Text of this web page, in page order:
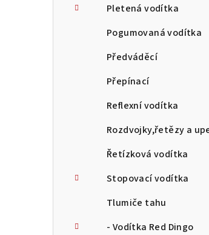
Pletená vodítka
Pogumovaná vodítka
Předváděcí
Přepínací
Reflexní vodítka
Rozdvojky,řetězy a
Řetízková vodítka
Stopovací vodítka
Tlumiče tahu
- Vodítka Red Dingo